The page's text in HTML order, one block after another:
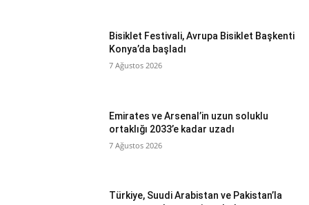
Bisiklet Festivali, Avrupa Bisiklet Başkenti
Konya’da başladı
7 Ağustos 2026
Emirates ve Arsenal’in uzun soluklu
ortaklığı 2033’e kadar uzadı
7 Ağustos 2026
Türkiye, Suudi Arabistan ve Pakistan’la